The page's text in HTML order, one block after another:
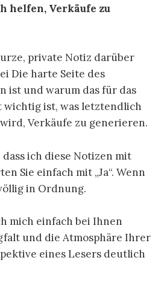
helfen, Verkäufe zu
private Notiz darüber
Die harte Seite des
ist und warum das für das
wichtig ist, was letztendlich
Verkäufe zu generieren.
ich diese Notizen mit
Sie einfach mit „Ja“. Wenn
in Ordnung.
mich einfach bei Ihnen
und die Atmosphäre Ihrer
eines Lesers deutlich